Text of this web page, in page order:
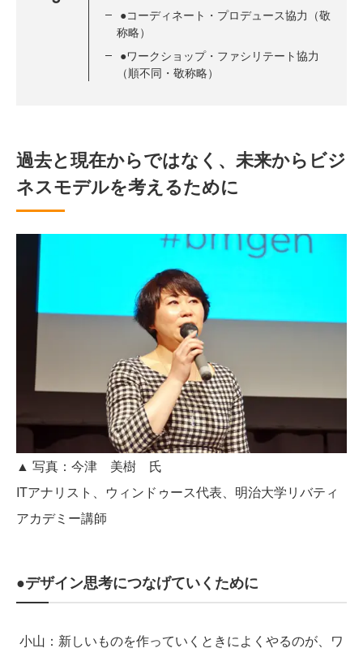
●コーディネート・プロデュース協力（敬
称略）
●ワークショップ・ファシリテート協力
（順不同・敬称略）
過去と現在からではなく、未来からビジ
ネスモデルを考えるために
▲ 写真：今津 美樹 氏
ITアナリスト、ウィンドゥース代表、明治大学リバティ
アカデミー講師
●デザイン思考につなげていくために
小山：新しいものを作っていくときによくやるのが、ワ